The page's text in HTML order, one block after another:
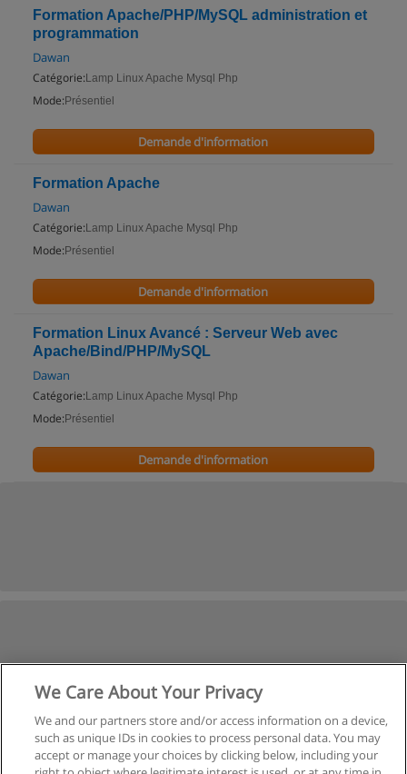
Formation Apache/PHP/MySQL administration et
programmation
Dawan
Catégorie: Lamp Linux Apache Mysql Php
Mode: Présentiel
Demande d'information
Formation Apache
Dawan
Catégorie: Lamp Linux Apache Mysql Php
Mode: Présentiel
Demande d'information
Formation Linux Avancé : Serveur Web avec
Apache/Bind/PHP/MySQL
Dawan
Catégorie: Lamp Linux Apache Mysql Php
Mode: Présentiel
Demande d'information
We Care About Your Privacy
We and our partners store and/or access information on a device,
such as unique IDs in cookies to process personal data. You may
accept or manage your choices by clicking below, including your